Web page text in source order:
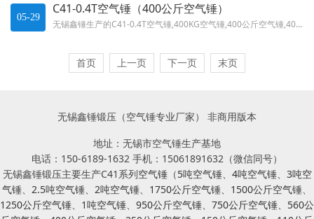
05-29
C41-0.4T空气锤（400公斤空气锤）
无锡鑫锤生产的C41-0.4T空气锤,400KG空气锤,400公斤空气锤,400千克空气锤技术参数噪声低、结构合理、操作...
首页 上一页 下一页 末页
无锡鑫锤锻压（空气锤专业厂家） 非商用版本
地址：无锡市空气锤生产基地
电话：150-6189-1632 手机：15061891632（微信同号）
无锡鑫锤锻压主要生产C41系列空气锤（5吨空气锤、 4吨空气锤、 3吨空
气锤、 2.5吨空气锤、 2吨空气锤、 1750公斤空气锤、 1500公斤空气锤、
1250公斤空气锤、 1吨空气锤、 950公斤空气锤、 750公斤空气锤、 560公